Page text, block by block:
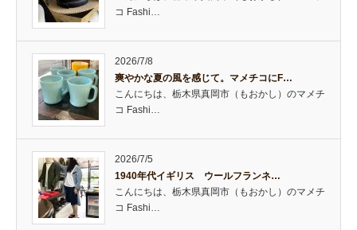
コ Fashi…
2026/7/8
爽やかな夏の風を感じて。マメチコにF…
こんにちは、栃木県真岡市（もおかし）のマメチ
コ Fashi…
2026/7/5
1940年代イギリス ウールフランネ…
こんにちは、栃木県真岡市（もおかし）のマメチ
コ Fashi…